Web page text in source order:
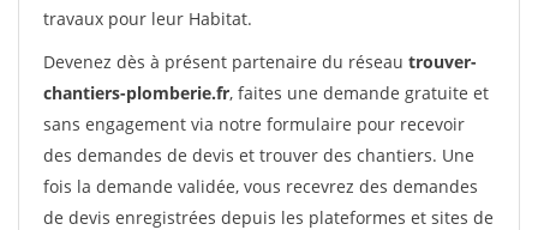
travaux pour leur Habitat.
Devenez dès à présent partenaire du réseau trouver-
chantiers-plomberie.fr, faites une demande gratuite et
sans engagement via notre formulaire pour recevoir
des demandes de devis et trouver des chantiers. Une
fois la demande validée, vous recevrez des demandes
de devis enregistrées depuis les plateformes et sites de